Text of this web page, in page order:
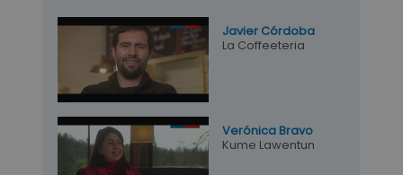
Javier Córdoba
La Coffeeteria
Verónica Bravo
Kume Lawentun